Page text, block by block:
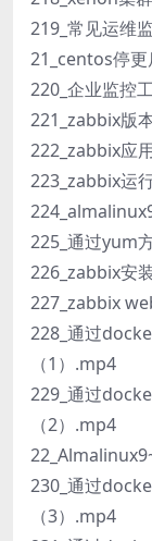
219_常见运维
21_centos停
220_企业监控
221_zabbix版
222_zabbix应
223_zabbix运
225_通过yum
226_zabbix安
227_zabbix
228_通过
（1）.mp4
229_通过
（2）.mp4
230_通过
（3）.mp4